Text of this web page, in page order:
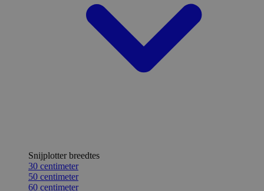
Snijplotter breedtes
30 centimeter
50 centimeter
60 centimeter